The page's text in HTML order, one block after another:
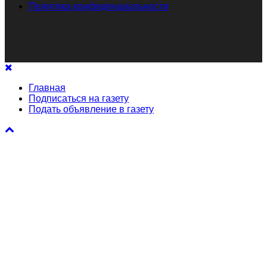
Политика конфиденциальности
Главная
Подписаться на газету
Подать объявление в газету